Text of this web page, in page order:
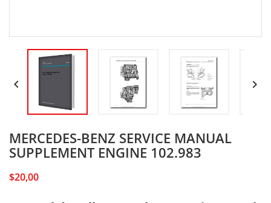
 
MERCEDES-BENZ SERVICE MANUAL
SUPPLEMENT ENGINE 102.983
$20,00